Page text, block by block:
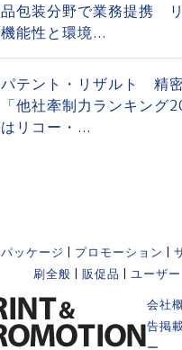
品包装分野で業務提携
機能性と環境...
パテント・リザルト 精
「他社牽制力ランキン
はリコー・...
パッケージ プロモーション
刷全般
販促品 ユーザー
会社
告掲